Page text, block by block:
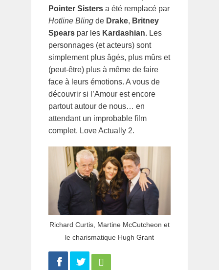
Pointer Sisters a été remplacé par
Hotline Bling de Drake, Britney
Spears par les Kardashian. Les
personnages (et acteurs) sont
simplement plus âgés, plus mûrs et
(peut-être) plus à même de faire
face à leurs émotions. A vous de
découvrir si l’Amour est encore
partout autour de nous… en
attendant un improbable film
complet, Love Actually 2.
Richard Curtis, Martine McCutcheon et
le charismatique Hugh Grant